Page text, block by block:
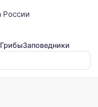
ГрибыЗаповедники